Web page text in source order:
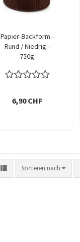
Papier-Backform -
Rund / Niedrig -
750g
6,90 CHF
Sortieren nach
Sortieren nach